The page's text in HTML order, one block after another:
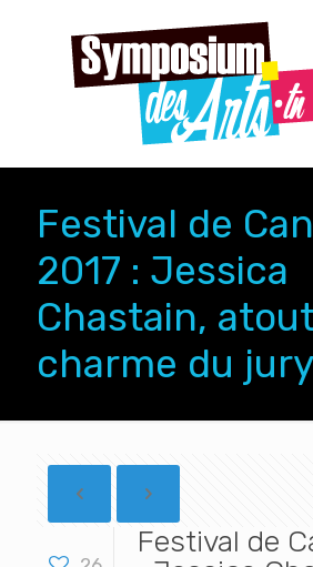
Festival de
2017 : Jessica
Chastain,
charme du jury
Festival de